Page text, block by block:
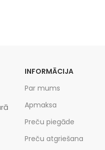
INFORMĀCIJA
Par mums
Apmaksa
Preču piegāde
Preču atgriešana